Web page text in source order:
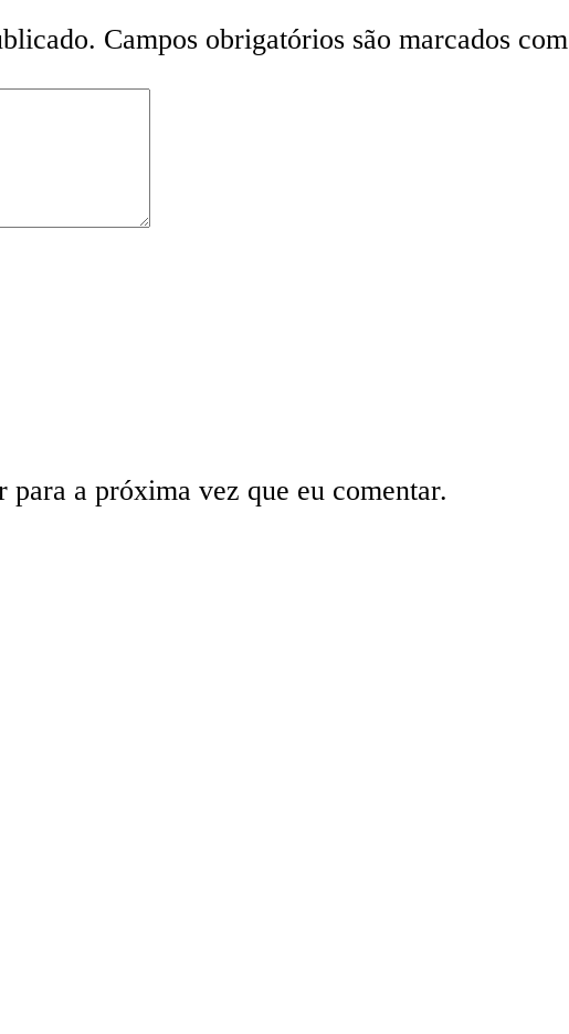
Campos obrigatórios são marcados com
para a próxima vez que eu comentar.